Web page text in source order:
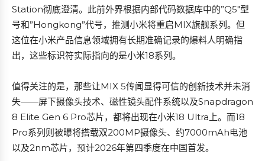
Station彻底澄清。此前外界根据内部代码数据库中的”Q5″型
号和”Hongkong”代号，推测小米将重启MIX旗舰系列。但
这位在小米产品信息领域拥有长期准确记录的爆料人明确指
出，这些标识符实际指向的是小米18系列。
值得关注的是，那些让MIX 5传闻显得可信的创新技术并未消
失——屏下摄像头技术、磁性镜头配件系统以及Snapdragon
8 Elite Gen 6 Pro芯片，都将出现在小米18 Ultra上。而18
Pro系列则被曝将搭载双200MP摄像头、约7000mAh电池
以及2nm芯片，预计2026年第四季度在中国首发。